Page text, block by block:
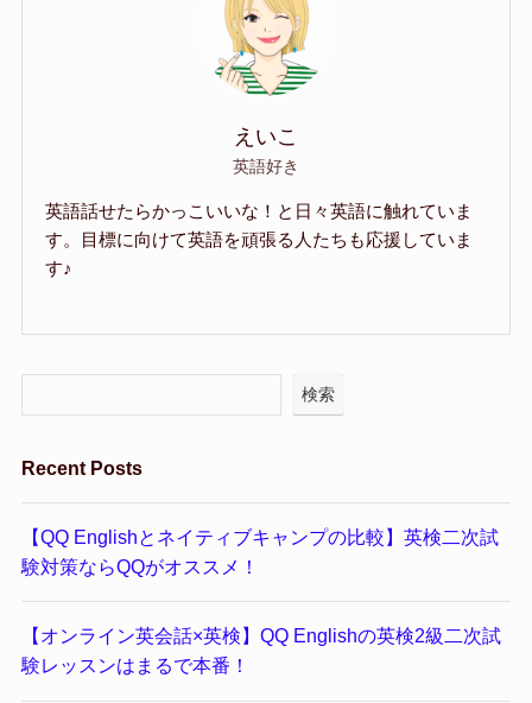
えいこ
英語好き
英語話せたらかっこいいな！と日々英語に触れていま
す。目標に向けて英語を頑張る人たちも応援していま
す♪
検索
Recent Posts
【QQ Englishとネイティブキャンプの比較】英検二次試
験対策ならQQがオススメ！
【オンライン英会話×英検】QQ Englishの英検2級二次試
験レッスンはまるで本番！